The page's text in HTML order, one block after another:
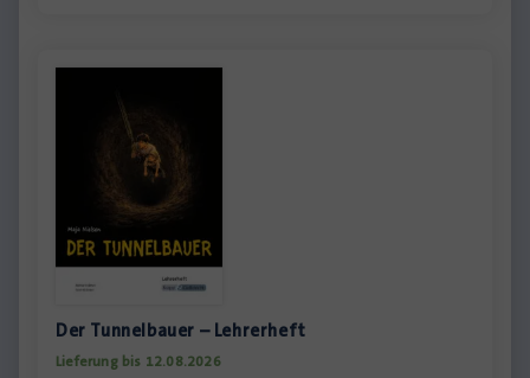
Der Tunnelbauer – Lehrerheft
Lieferung bis 12.08.2026